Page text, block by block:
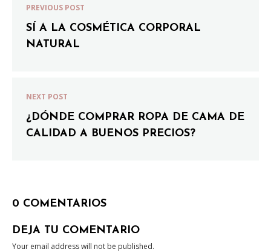
PREVIOUS POST
SÍ A LA COSMÉTICA CORPORAL
NATURAL
NEXT POST
¿DÓNDE COMPRAR ROPA DE CAMA DE
CALIDAD A BUENOS PRECIOS?
0 COMENTARIOS
DEJA TU COMENTARIO
Your email address will not be published.